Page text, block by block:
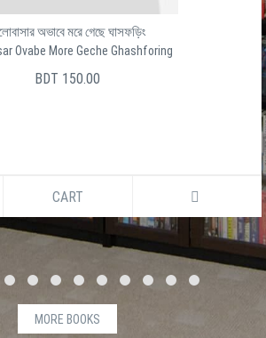
অভাবে মরে গেছে ঘাসফড়িং
Ovabe More Geche Ghashforing
BDT 150.00
CART
MORE BOOKS